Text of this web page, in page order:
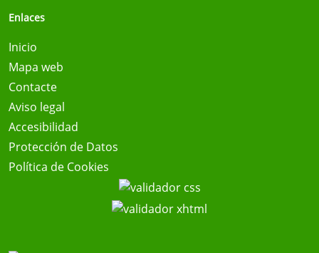
Enlaces
Inicio
Mapa web
Contacte
Aviso legal
Accesibilidad
Protección de Datos
Política de Cookies